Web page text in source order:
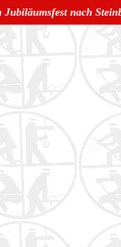
Jubiläumsfest nach